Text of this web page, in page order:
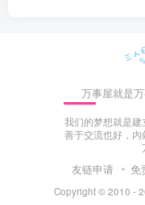
万事屋就是
我们的梦想就是建
善于交流也好，
友链申请 免
Copyright © 2010 -